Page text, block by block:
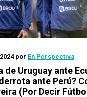
por En Perspectiva
de Uruguay ante
ante Perú?
(Por Decir